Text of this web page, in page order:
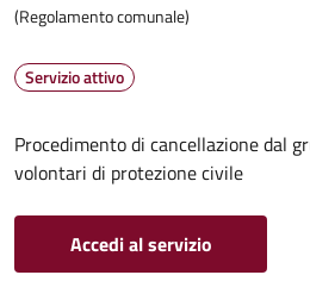
(Regolamento comunale)
Servizio attivo
Procedimento di cancellazione dal
volontari di protezione civile
Accedi al servizio